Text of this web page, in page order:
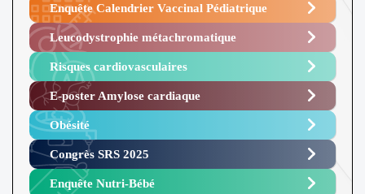
Enquête Calendrier Vaccinal Pédiatrique
Leucodystrophie métachromatique
Risques cardiovasculaires
E-poster Amylose cardiaque ​
Obésité ​
Congrès SRS 2025 ​
Enquête Nutri-Bébé ​